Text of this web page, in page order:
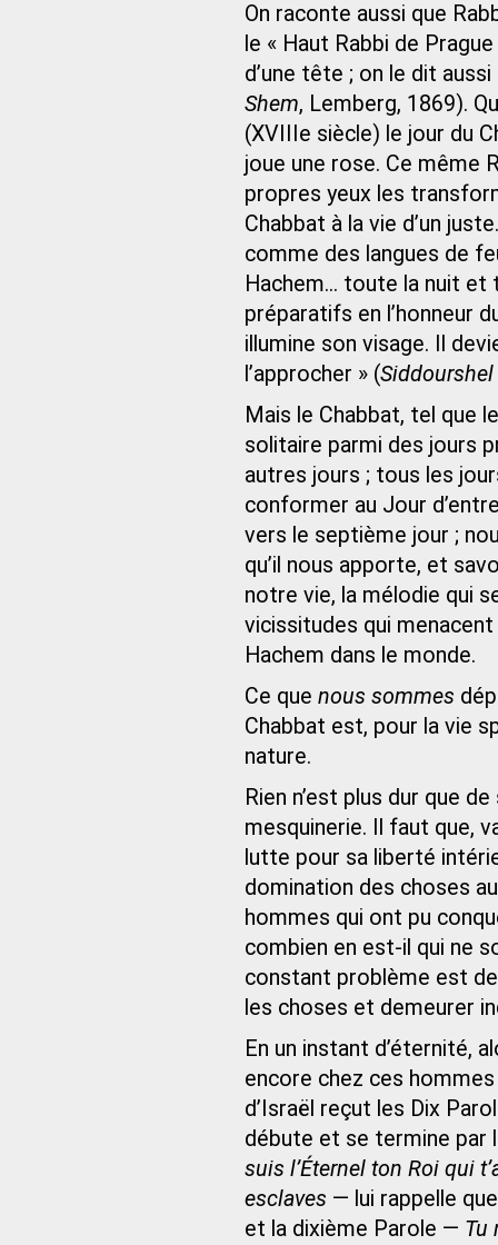
On raconte aussi que
le « Haut Rabbi de
d’une tête ; on le dit
Shem, Lemberg, 1869).
(XVIIIe siècle) le jour du
joue une rose. Ce même
propres yeux les
Chabbat à la vie d’un
comme des langues de
Hachem... toute la nuit et
préparatifs en l’honneur
illumine son visage. Il
l’approcher » (
Mais le Chabbat, tel que
solitaire parmi des jours
autres jours ; tous les
conformer au Jour
vers le septième jour ;
qu’il nous apporte, et
notre vie, la mélodie qui
vicissitudes qui
Hachem dans le monde.
Ce que nous sommes
Chabbat est, pour la vie
nature.
Rien n’est plus dur que
mesquinerie. Il faut que,
lutte pour sa liberté
domination des choses
hommes qui ont pu
combien en est-il qui ne
constant problème est
les choses et demeurer
En un instant d’éternité,
encore chez ces
d’Israël reçut les Dix
débute et se termine par
suis l’Éternel ton Roi qui
esclaves — lui rappelle
et la dixième Parole — Tu